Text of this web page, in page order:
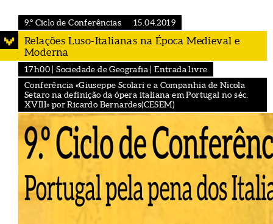
9.º Ciclo de Conferências 15.04.2019
Relações Luso-Italianas na Época Medieval e
Moderna
17h00 | Sociedade de Geografia | Entrada livre
Conferência «Giuseppe Scolari e a Companhia de Nicola
Setaro na definição da ópera italiana em Portugal no séc.
XVIII» por Ricardo Bernardes(CESEM)